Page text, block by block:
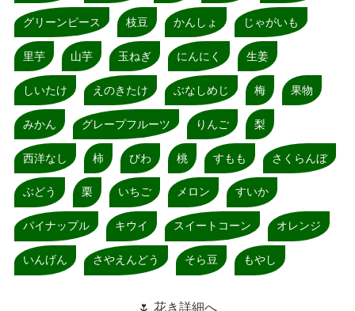
グリーンピース 枝豆 かんしょ じゃがいも
里芋 山芋 玉ねぎ にんにく 生姜
しいたけ えのきたけ ぶなしめじ 梅 果物
みかん グレープフルーツ りんご 梨
西洋なし 柿 びわ 桃 すもも さくらんぼ
ぶどう 栗 いちご メロン すいか
パイナップル キウイ スイートコーン オレンジ
いんげん さやえんどう そら豆 もやし
🌷 花き詳細へ